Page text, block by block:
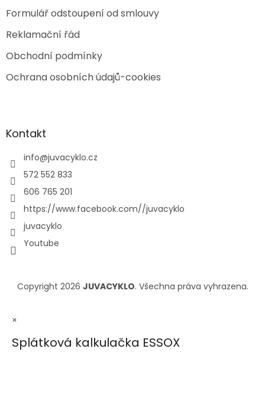
Formulář odstoupení od smlouvy
Reklamační řád
Obchodní podmínky
Ochrana osobních údajů-cookies
Kontakt
info@juvacyklo.cz
572 552 833
606 765 201
https://www.facebook.com//juvacyklo
juvacyklo
Youtube
Copyright 2026 JUVACYKLO. Všechna práva vyhrazena.
×
Splátková kalkulačka ESSOX